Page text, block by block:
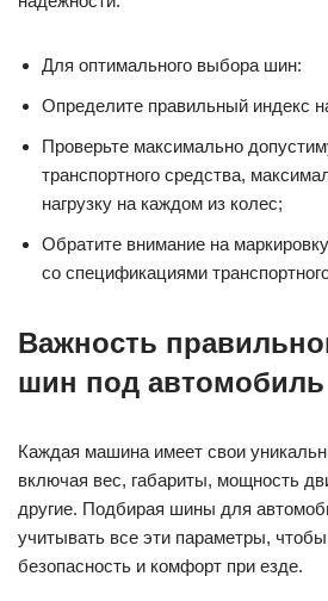
Для оптимального выбора шин:
Определите правильный индекс
Проверьте максимально
транспортного средства,
нагрузку на каждом из колес;
Обратите внимание на
со спецификациями
Важность
шин под автомобиль
Каждая машина имеет свои
включая вес, габариты, мощность
другие. Подбирая шины для
учитывать все эти параметры,
безопасность и комфорт при езде.